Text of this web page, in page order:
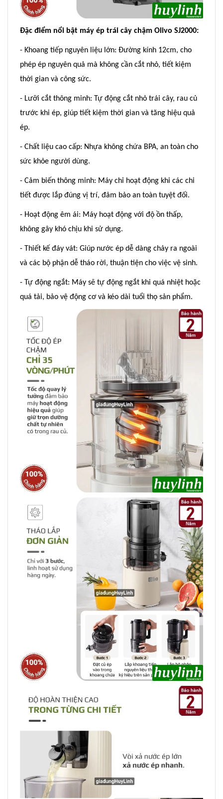
Đặc điểm nổi bật máy ép trái cây chậm Olivo SJ2000:
- Khoang tiếp nguyên liệu lớn: Đường kính 12cm, cho
phép ép nguyên quả mà không cần cắt nhỏ, tiết kiệm
thời gian và công sức.
- Lưỡi cắt thông minh: Tự động cắt nhỏ trái cây, rau củ
trước khi ép, giúp tiết kiệm thời gian và tăng hiệu quả
ép.
- Chất liệu cao cấp: Nhựa không chứa BPA, an toàn cho
sức khỏe người dùng.
- Cảm biến thông minh: Máy chỉ hoạt động khi các chi
tiết được lắp đúng vị trí, đảm bảo an toàn tuyệt đối.
- Hoạt động êm ái: Máy hoạt động với độ ồn thấp,
không gây khó chịu khi sử dụng.
- Thiết kế đáy vát: Giúp nước ép dễ dàng chảy ra ngoài
và các bộ phận dễ tháo rời, thuận tiện cho việc vệ sinh.
- Tự động ngắt: Máy sẽ tự động ngắt khi quá nhiệt hoặc
quá tải, bảo vệ động cơ và kéo dài tuổi thọ sản phẩm.